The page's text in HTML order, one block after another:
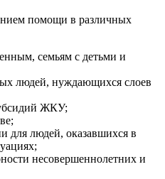
помощи в различных
семьям с детьми и
людей, нуждающихся слоев
ЖКУ;
для людей, оказавшихся в
несовершеннолетних и